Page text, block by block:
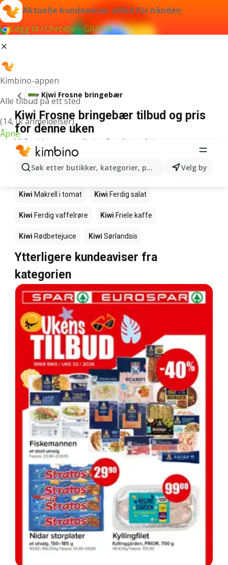
Aktuelle kundeaviser alltid for hånden
Legg til i Chrome – GRATIS
Kimbino-appen
Alle tilbud på ett sted
(14,1k anmeldelser)
Åpne
Søk etter butikker, kategorier, produkter...Velg by
Kiwi Frosne bringebær
Kiwi Frosne bringebær tilbud og pris
for denne uken
Vi fant ingen resultater for det ordet.
Andre produkter i butikkene Kiwi
Kiwi Fårikålkjøtt
Kiwi Makrell i tomat Kiwi Ferdig salat
Kiwi Ferdig vaffelrøre Kiwi Friele kaffe
Kiwi Rødbetejuice Kiwi Sørlandsis
Ytterligere kundeaviser fra
kategorien